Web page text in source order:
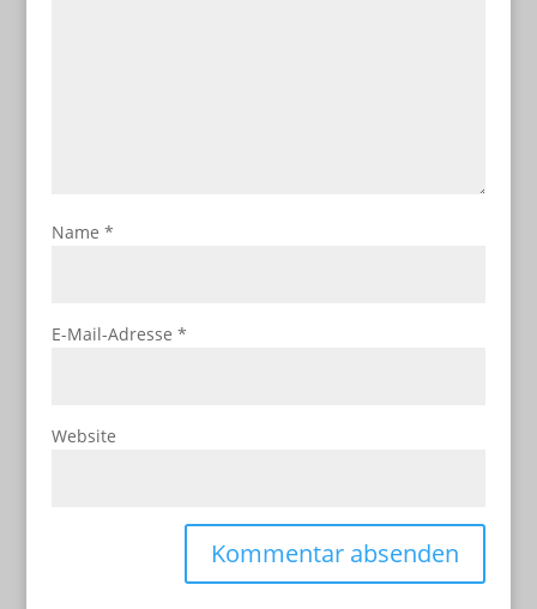
Name *
E-Mail-Adresse *
Website